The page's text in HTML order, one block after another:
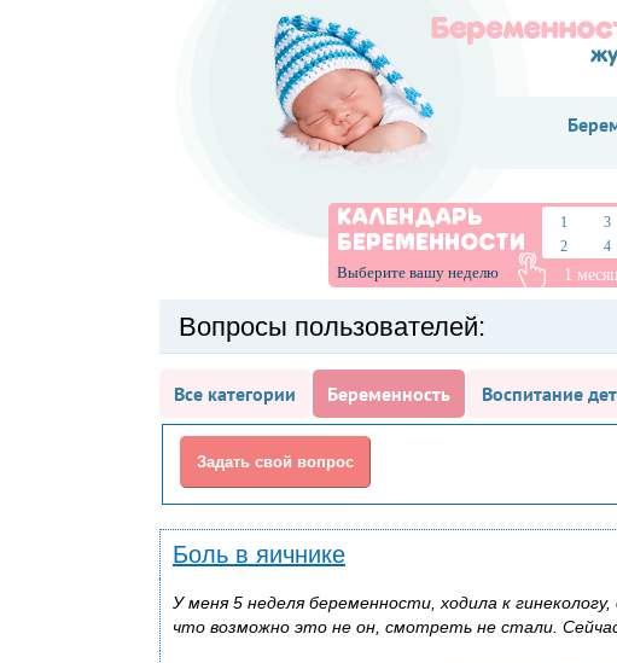
КАЛЕНДАРЬ
БЕРЕМЕННОСТИ
Выберите вашу неделю
1 3
2
4
1 месяц
Вопросы пользователей:
Все категории Беременность Воспитание
Задать свой вопрос
Боль в яичнике
У меня 5 неделя беременности, ходила к
что возможно это не он, смотреть не стали.